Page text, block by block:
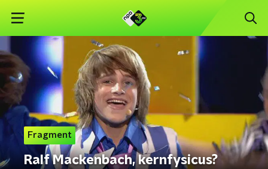
Fragment
Ralf Mackenbach, kernfysicus?